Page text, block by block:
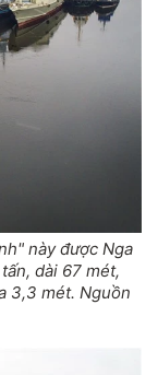
này được Nga
dài 67 mét,
3,3 mét. Nguồn